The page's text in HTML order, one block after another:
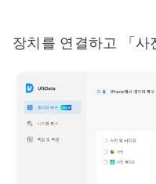
장치를 연결하고 「사